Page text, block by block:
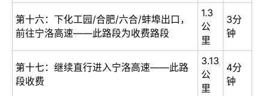
第十六：下化工园/合肥/六合/蚌埠出口，
前往宁洛高速——此路段为收费路段
1.3
公
里
3分
钟
第十七：继续直行进入宁洛高速——此路
段收费
3.13
公
里
4分
钟